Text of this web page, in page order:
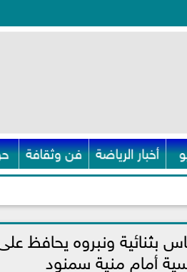
أخبار الرياضة فن وثقافة
بثنائية ونبروه يحافظ
أمام منية سمنود